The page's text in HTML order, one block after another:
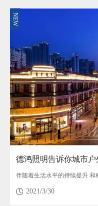
NEW
德鸿照明告诉你城市
2021/3/30